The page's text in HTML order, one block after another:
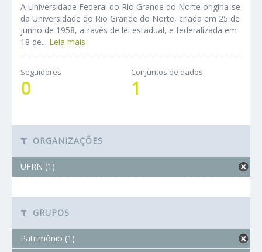
A Universidade Federal do Rio Grande do Norte origina-se
da Universidade do Rio Grande do Norte, criada em 25 de
junho de 1958, através de lei estadual, e federalizada em
18 de... Leia mais
Seguidores
0
Conjuntos de dados
1
ORGANIZAÇÕES
UFRN (1)
GRUPOS
Patrimônio (1)